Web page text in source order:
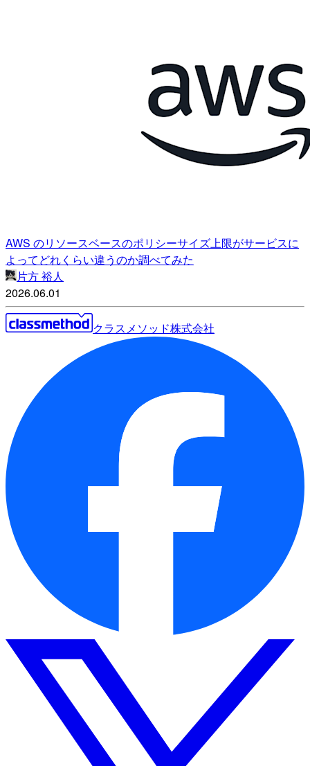
AWS のリソースベースのポリシーサイズ上限がサービスに
よってどれくらい違うのか調べてみた
片方 裕人
2026.06.01
クラスメソッド株式会社